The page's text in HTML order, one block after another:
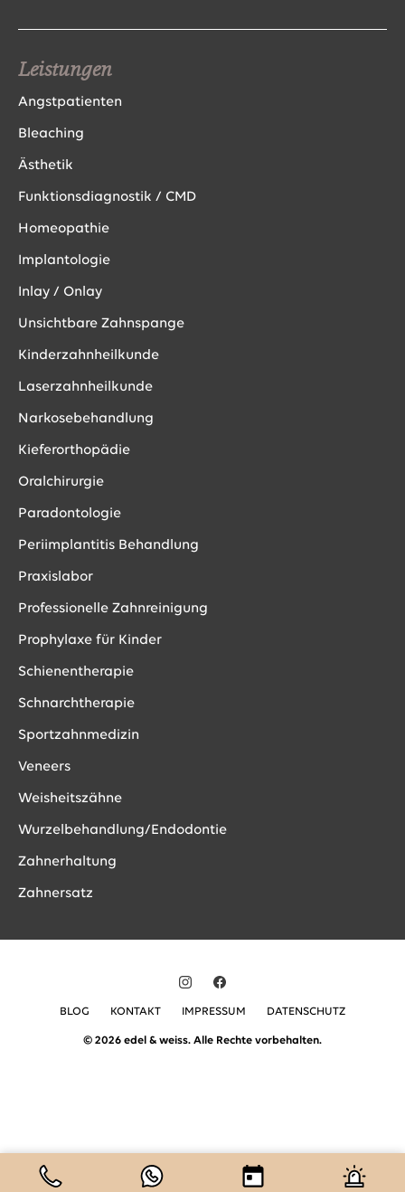
Leistungen
Angstpatienten
Bleaching
Ästhetik
Funktionsdiagnostik / CMD
Homeopathie
Implantologie
Inlay / Onlay
Unsichtbare Zahnspange
Kinderzahnheilkunde
Laserzahnheilkunde
Narkosebehandlung
Kieferorthopädie
Oralchirurgie
Paradontologie
Periimplantitis Behandlung
Praxislabor
Professionelle Zahnreinigung
Prophylaxe für Kinder
Schienentherapie
Schnarchtherapie
Sportzahnmedizin
Veneers
Weisheitszähne
Wurzelbehandlung/Endodontie
Zahnerhaltung
Zahnersatz
BLOG KONTAKT IMPRESSUM DATENSCHUTZ
© 2026 edel & weiss. Alle Rechte vorbehalten.